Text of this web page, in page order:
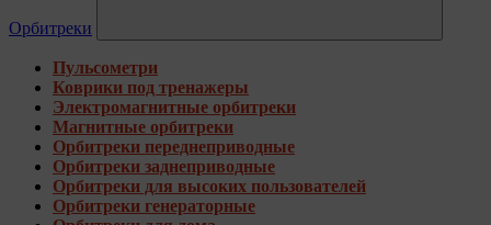
Орбитреки
Пульсометри
Коврики под тренажеры
Электромагнитные орбитреки
Магнитные орбитреки
Орбитреки переднеприводные
Орбитреки заднеприводные
Орбитреки для высоких пользователей
Орбитреки генераторные